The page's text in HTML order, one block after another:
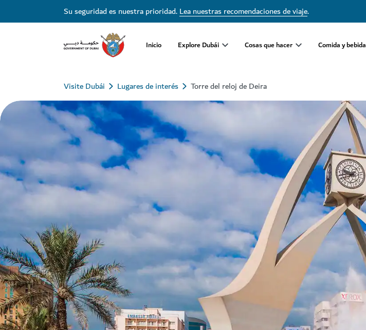
Su seguridad es nuestra prioridad.Lea nuestras recomendaciones de viaje.
Inicio Explore Dubái Cosas que hacer Comida y bebida
Visite Dubái Lugares de interés Torre del reloj de Deira